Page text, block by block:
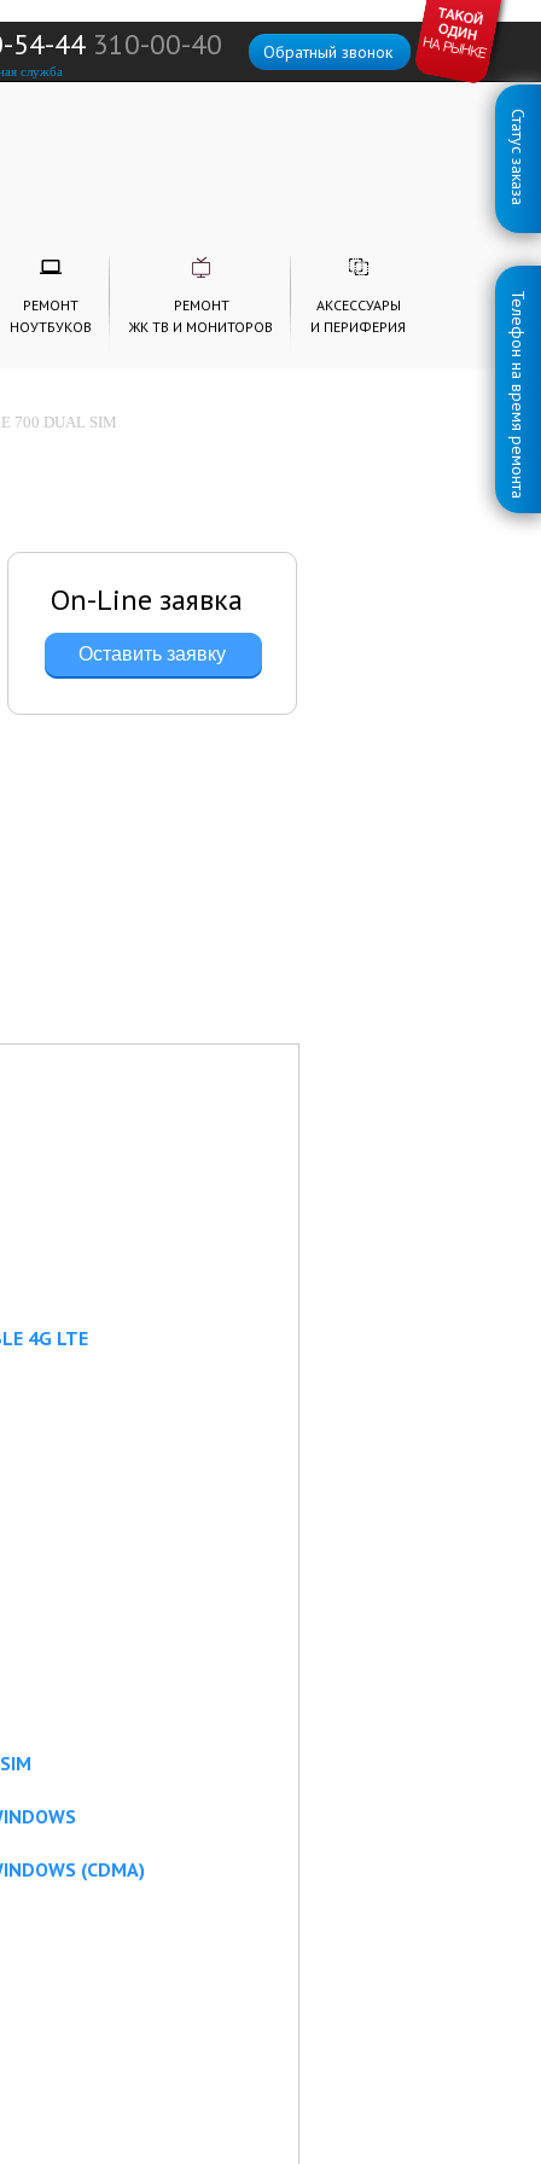
Статус заказа
Телефон на время ремонта
Обратный звонок
54-44 310-00-40
служба
РЕМОНТ
НОУТБУКОВ
РЕМОНТ
ЖК ТВ И МОНИТОРОВ
АКСЕССУАРЫ
И ПЕРИФЕРИЯ
700 DUAL SIM
On-Line заявка
Оставить заявку
4G LTE
(CDMA)